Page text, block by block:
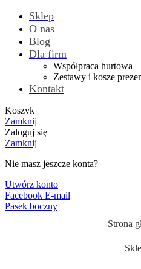
Sklep
O nas
Blog
Dla firm
Współpraca hurtowa
Zestawy i kosze
Kontakt
Koszyk
Zamknij
Zaloguj się
Zamknij
Nie masz jeszcze konta?
Utwórz konto
Facebook E-mail
Pasek boczny
Strona